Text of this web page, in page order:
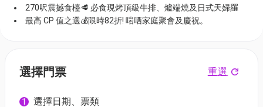
270呎震撼食檯🥩 必食現烤頂級牛排、爐端燒及日式天婦羅
最高 CP 值之選💰限時82折! 啱哂家庭聚會及慶祝。
選擇門票 重選
1 選擇日期、票類